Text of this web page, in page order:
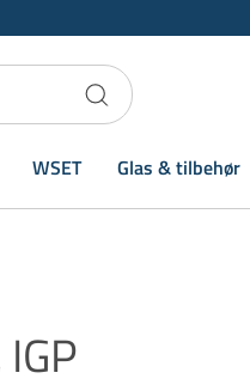
WSET Glas & tilbehør